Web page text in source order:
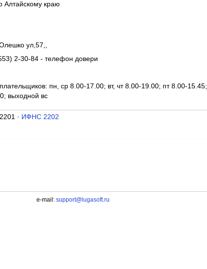
краю
ул,57,,
2-30-84 - телефон довери
пн, ср 8.00-17.00; вт, чт 8.00-19.00; пт 8.00-15.45;
выходной вс
· ИФНС 2202
e-mail: support@lugasoft.ru